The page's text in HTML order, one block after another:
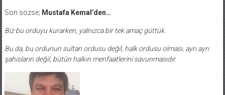
Son sözse; Mustafa Kemal’den…
Biz bu orduyu kurarken, yalnızca bir tek amaç güttük.
Bu da, bu ordunun sultan ordusu değil, halk ordusu olması, ayrı ayrı
şahısların değil, bütün halkın menfaatlerini savunmasıdır.